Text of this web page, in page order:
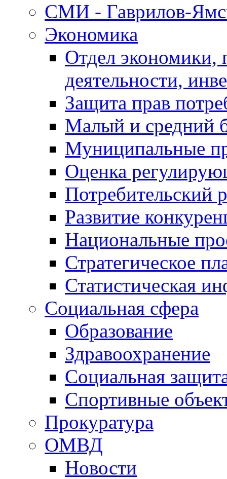
СМИ - Гаврилов-
Экономика
Отдел экономики,
деятельности,
Защита прав
Малый и средний
Муниципальные
Оценка
Потребительский
Развитие
Национальные
Стратегическое
Статистическая
Социальная сфера
Образование
Здравоохранение
Социальная
Спортивные
Прокуратура
ОМВД
Новости